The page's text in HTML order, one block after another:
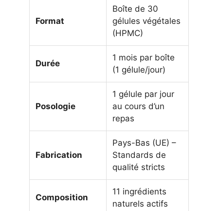
Format
Boîte de 30
gélules végétales
(HPMC)
Durée
1 mois par boîte
(1 gélule/jour)
Posologie
1 gélule par jour
au cours d’un
repas
Fabrication
Pays-Bas (UE) –
Standards de
qualité stricts
Composition
11 ingrédients
naturels actifs